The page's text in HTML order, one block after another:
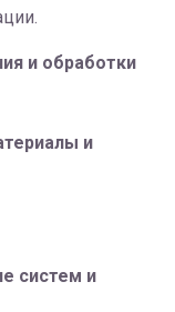
и обработки
и
систем и